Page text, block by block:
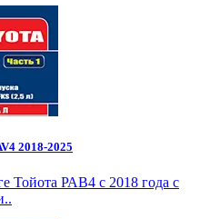
2018-2025
Тойота РАВ4 с 2018 года с